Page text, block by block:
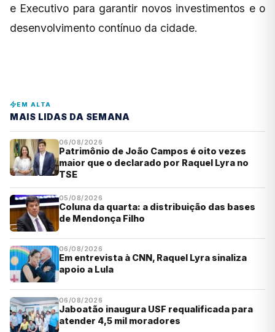
e Executivo para garantir novos investimentos e o
desenvolvimento contínuo da cidade.
EM ALTA
MAIS LIDAS DA SEMANA
06/08/2026
Patrimônio de João Campos é oito vezes
maior que o declarado por Raquel Lyra no
TSE
05/08/2026
Coluna da quarta: a distribuição das bases
de Mendonça Filho
06/08/2026
Em entrevista à CNN, Raquel Lyra sinaliza
apoio a Lula
06/08/2026
Jaboatão inaugura USF requalificada para
atender 4,5 mil moradores